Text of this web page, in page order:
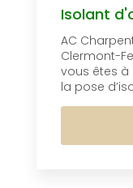
Isolant
AC
Clermont-
vous êtes à
la pose